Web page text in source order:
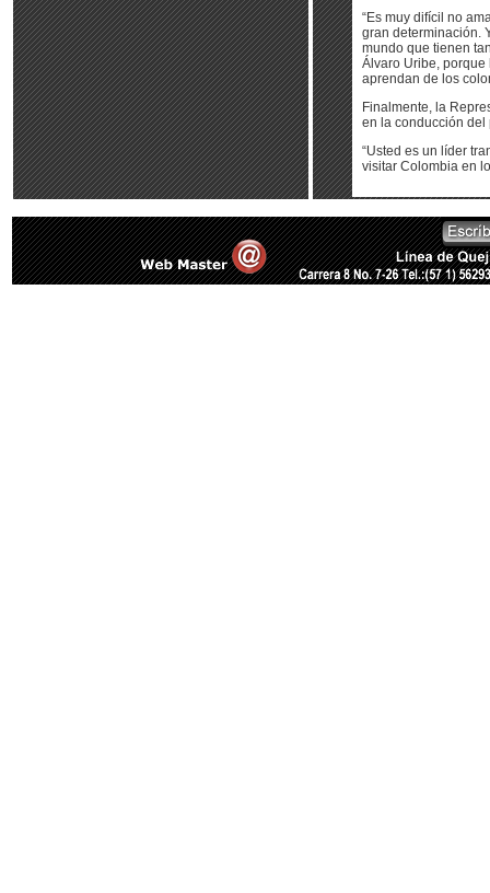
“Es muy difícil no
gran determinación.
mundo que tienen
Álvaro Uribe, porque
aprendan de los
Finalmente, la
en la conducción del
“Usted es un líder
visitar Colombia en